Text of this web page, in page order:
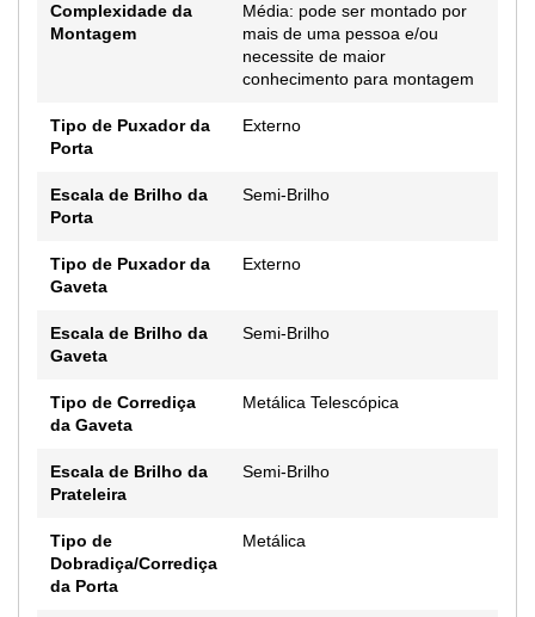
Complexidade da
Montagem
Média: pode ser montado por
mais de uma pessoa e/ou
necessite de maior
conhecimento para montagem
Tipo de Puxador da
Porta
Externo
Escala de Brilho da
Porta
Semi-Brilho
Tipo de Puxador da
Gaveta
Externo
Escala de Brilho da
Gaveta
Semi-Brilho
Tipo de Corrediça
da Gaveta
Metálica Telescópica
Escala de Brilho da
Prateleira
Semi-Brilho
Tipo de
Dobradiça/Corrediça
da Porta
Metálica